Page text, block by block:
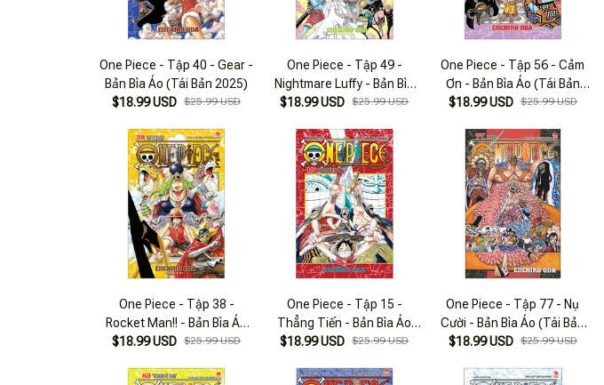
One Piece - Tập 40 - Gear -
Bản Bìa Áo (Tái Bản 2025)
$18.99 USD $25.99 USD
One Piece - Tập 49 -
Nightmare Luffy - Bản Bìa
Áo (Tái Bản 2025)
$18.99 USD $25.99 USD
One Piece - Tập 56 - Cảm
Ơn - Bản Bìa Áo (Tái Bản
2025)
$18.99 USD $25.99 USD
One Piece - Tập 38 -
Rocket Man!! - Bản Bìa Áo
(Tái Bản 2025)
$18.99 USD $25.99 USD
One Piece - Tập 15 -
Thẳng Tiến - Bản Bìa Áo
(Tái Bản 2025)
$18.99 USD $25.99 USD
One Piece - Tập 77 - Nụ
Cười - Bản Bìa Áo (Tái Bản
2025)
$18.99 USD $25.99 USD